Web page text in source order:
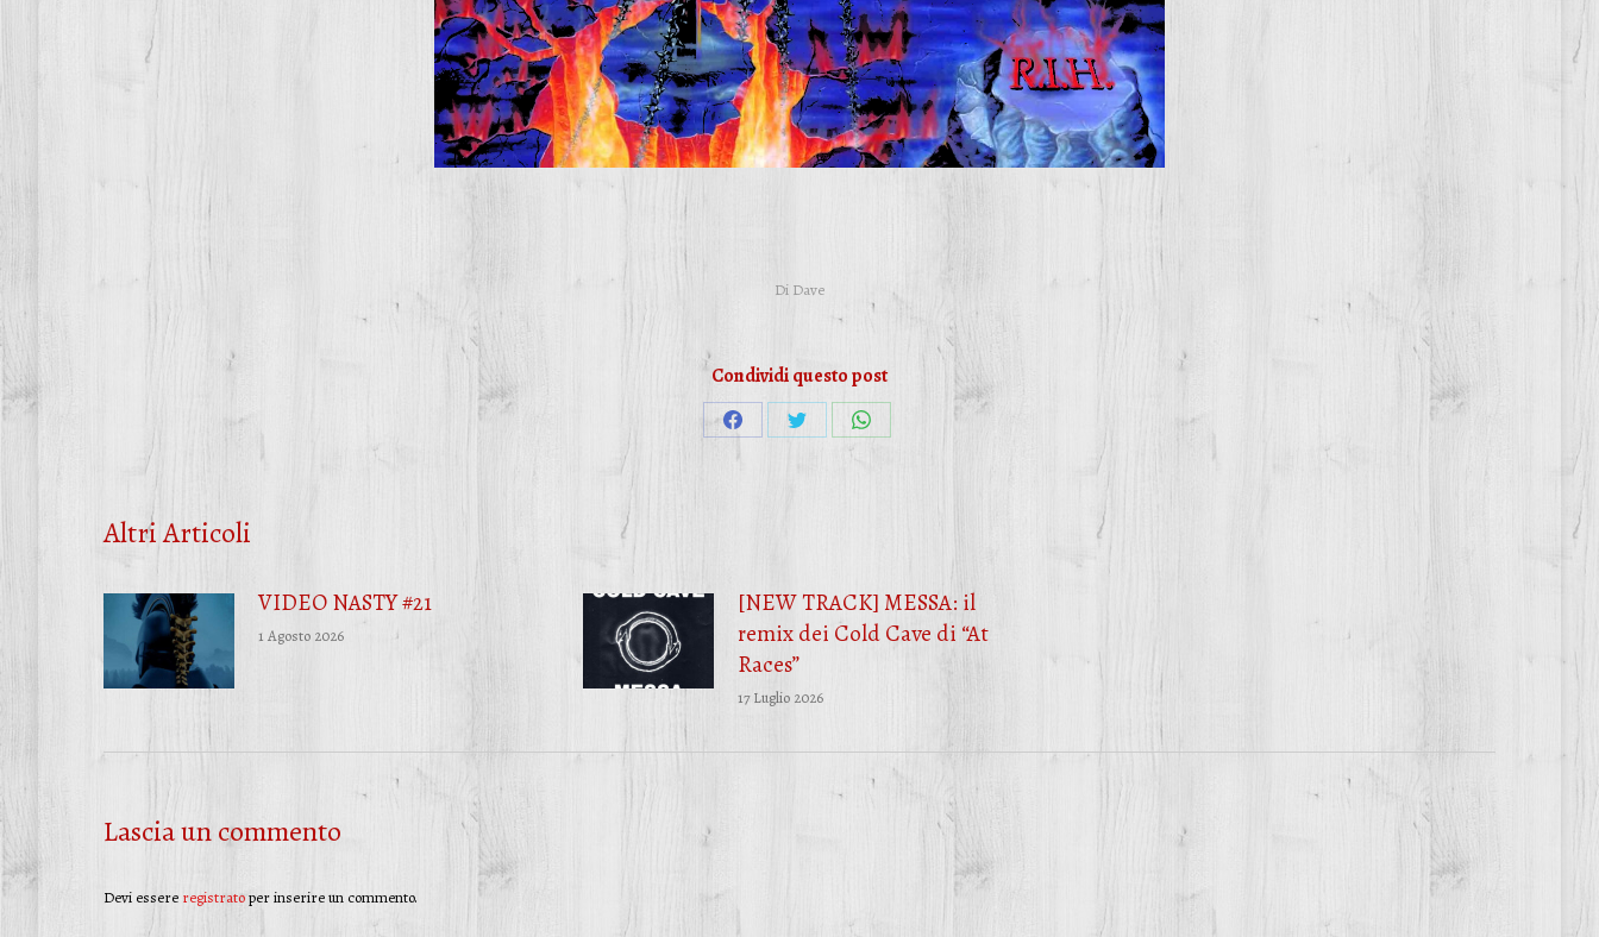
Di Dave
Condividi questo post
CondividiCondividiCondividi
Altri Articoli
VIDEO NASTY #21
1 Agosto 2026
[NEW TRACK] MESSA: il
remix dei Cold Cave di “At
Races”
17 Luglio 2026
Lascia un commento
Devi essere registratoper inserire un commento.